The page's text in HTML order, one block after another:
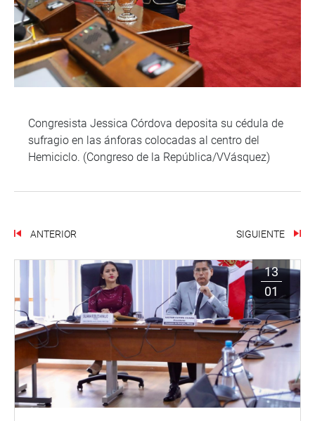
Congresista Jessica Córdova deposita su cédula de
sufragio en las ánforas colocadas al centro del
Hemiciclo. (Congreso de la República/VVásquez)
ANTERIOR SIGUIENTE
13
01